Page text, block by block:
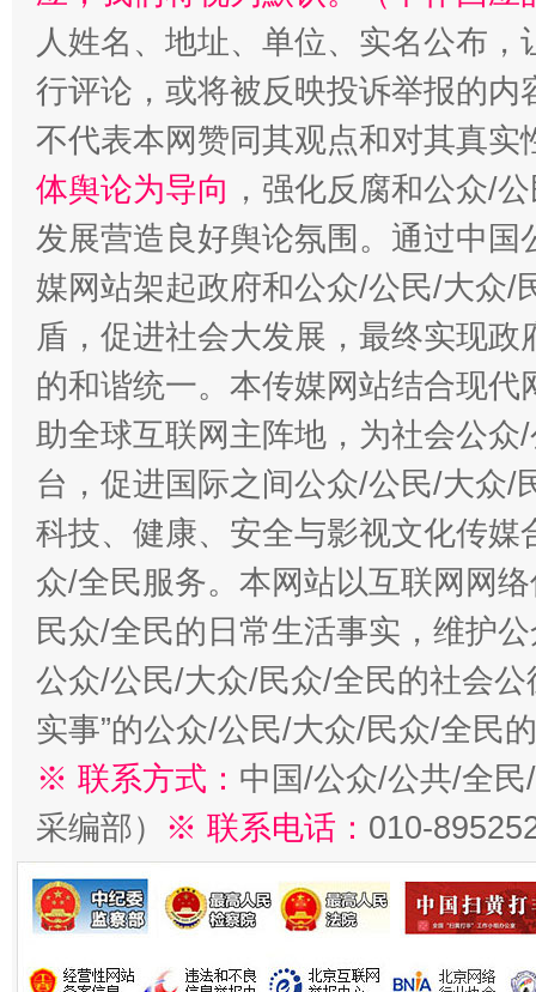
扯下公款旅游的“隐身衣” 如何以
人姓名、地址、单位、实名公布
行评论，或将被反映投诉举报的
不代表本网赞同其观点和对其真实
体舆论为导向 ，强化反腐和公众/
发展营造良好舆论氛围。通过中
媒网站架起政府和公众/公民/大众/
盾，促进社会大发展，最终实现
的和谐统一。本传媒网站结合现
助全球互联网主阵地，为社会公
台，促进国际之间公众/公民/大众/
科技、健康、安全与影视文化传
众/全民服务。本网站以互联网网
民众/全民的日常生活事实，维护
公众/公民/大众/民众/全民的社会公
实事”的公众/公民/大众/民众/全民
※ 联系方式： 中国/公众/公共/全
采编部） ※ 联系电话： 010-